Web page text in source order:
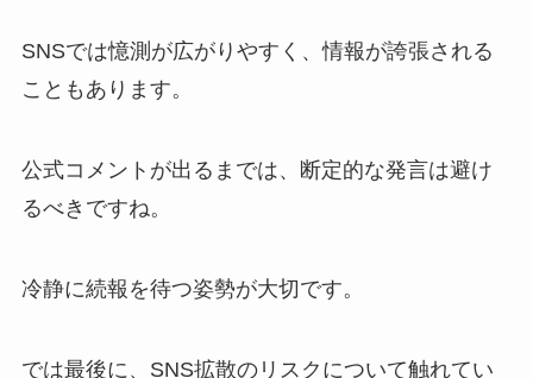
SNSでは憶測が広がりやすく、情報が誇張される
こともあります。
公式コメントが出るまでは、断定的な発言は避け
るべきですね。
冷静に続報を待つ姿勢が大切です。
では最後に、SNS拡散のリスクについて触れてい